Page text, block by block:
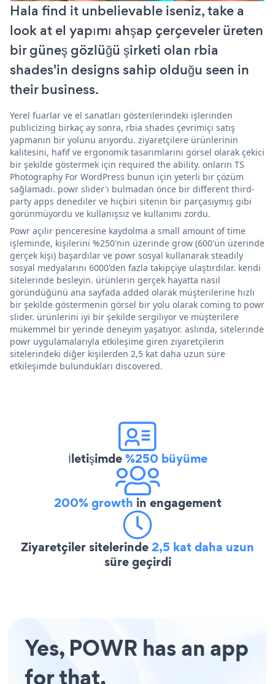
Hala find it unbelievable iseniz, take a
look at el yapımı ahşap çerçeveler üreten
bir güneş gözlüğü şirketi olan rbia
shades'in designs sahip olduğu seen in
their business.
Yerel fuarlar ve el sanatları gösterilerindeki işlerinden
publicizing birkaç ay sonra, rbia shades çevrimiçi satış
yapmanın bir yolunu arıyordu. ziyaretçilere ürünlerinin
kalitesini, hafif ve ergonomik tasarımlarını görsel olarak çekici
bir şekilde göstermek için required the ability. onların TS
Photography For WordPress bunun için yeterli bir çözüm
sağlamadı. powr slider'ı bulmadan önce bir different third-
party apps denediler ve hiçbiri sitenin bir parçasıymış gibi
görünmüyordu ve kullanışsız ve kullanımı zordu.
Powr açılır penceresine kaydolma a small amount of time
işleminde, kişilerini %250'nin üzerinde grow (600'ün üzerinde
gerçek kişi) başardılar ve powr sosyal kullanarak steadily
sosyal medyalarını 6000'den fazla takipçiye ulaştırdılar. kendi
sitelerinde besleyin. ürünlerin gerçek hayatta nasıl
göründüğünü ana sayfada added olarak müşterilerine hızlı
bir şekilde göstermenin görsel bir yolu olarak coming to powr
slider. ürünlerini iyi bir şekilde sergiliyor ve müşterilere
mükemmel bir yerinde deneyim yaşatıyor. aslında, sitelerinde
powr uygulamalarıyla etkileşime giren ziyaretçilerin
sitelerindeki diğer kişilerden 2,5 kat daha uzun süre
etkileşimde bulundukları discovered.
İletişimde%250 büyüme
200% growth in engagement
Ziyaretçiler sitelerinde2,5 kat daha uzun
süre geçirdi
Yes, POWR has an app
for that.